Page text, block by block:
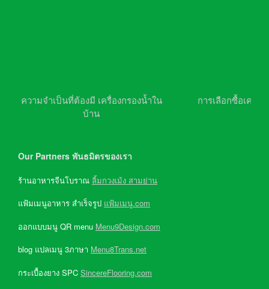
ความจำเป็นที่ต้องมี เครื่องกรองน้ำใน
บ้าน
การเลือกซื้อเครื่อ
Our Partners พันธมิตรของเรา
ร้านอาหารจีนโบราณ ลิ้มกวงเม้ง สามย่าน
แฟ้มเมนูอาหาร สำเร็จรูป แฟ้มเมนู.com
ออกแบบมนู QR menu Menu9Design.com
blog แปลเมนู 3ภาษา Menu8Trans.net
กระเบื้องยาง SPC SincereFlooring.com